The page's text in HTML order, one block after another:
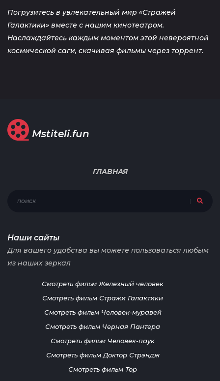
Погрузитесь в увлекательный мир «Стражей
Галактики» вместе с нашим кинотеатром.
Наслаждайтесь каждым моментом этой невероятной
космической саги, скачивая фильмы через торрент.
Mstiteli.fun
ГЛАВНАЯ
Наши сайты
Для вашего удобства вы можете пользоваться любым
из наших зеркал
Смотреть фильм Железный человек
Смотреть фильм Стражи Галактики
Смотреть фильм Человек-муравей
Смотреть фильм Черная Пантера
Смотреть фильм Человек-паук
Смотреть фильм Доктор Стрэндж
Смотреть фильм Тор